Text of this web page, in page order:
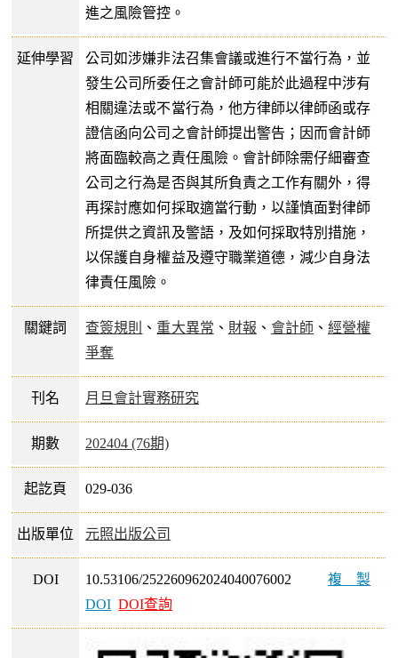
進之風險管控。
延伸學習
公司如涉嫌非法召集會議或進行不當行為，並
發生公司所委任之會計師可能於此過程中涉有
相關違法或不當行為，他方律師以律師函或存
證信函向公司之會計師提出警告；因而會計師
將面臨較高之責任風險。會計師除需仔細審查
公司之行為是否與其所負責之工作有關外，得
再探討應如何採取適當行動，以謹慎面對律師
所提供之資訊及警語，及如何採取特別措施，
以保護自身權益及遵守職業道德，減少自身法
律責任風險。
關鍵詞 查簽規則 、 重大異常 、 財報 、 會計師 、經營權
爭奪
刊名 月旦會計實務研究
期數 202404 (76期)
起訖頁 029-036
出版單位 元照出版公司
DOI 10.53106/252260962024040076002 複製
DOI DOI查詢